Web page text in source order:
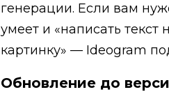
генерации. Если вам
умеет и «написать текст
картинку» — Ideogram
Обновление до